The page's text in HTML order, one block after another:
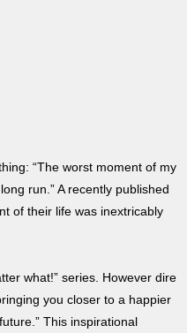
“The worst moment of my
run.” A recently published
of their life was inextricably
what!” series. However dire
you closer to a happier
This inspirational